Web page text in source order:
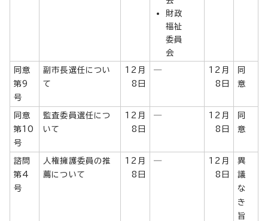
財政
福祉
委員
会
同意
第9
号
副市長選任につい
て
12月
8日
―
12月
8日
同
意
同意
第10
号
監査委員選任につ
いて
12月
8日
―
12月
8日
同
意
諮問
第4
号
人権擁護委員の推
薦について
12月
8日
―
12月
8日
異
議
な
き
旨